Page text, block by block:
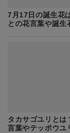
7月17日の誕生花
との花言葉や誕生
タカサゴユリとは
言葉やテッポウユ